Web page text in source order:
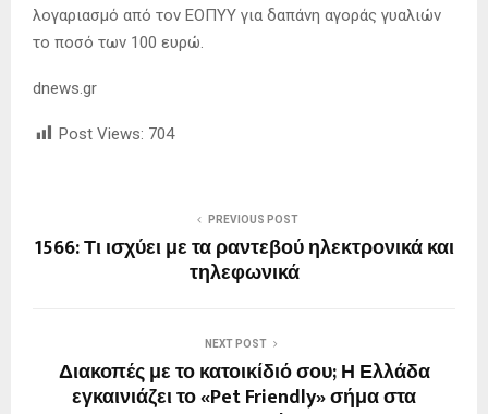
λογαριασμό από τον ΕΟΠΥΥ για δαπάνη αγοράς γυαλιών
το ποσό των 100 ευρώ.
dnews.gr
Post Views: 704
PREVIOUS POST
1566: Τι ισχύει με τα ραντεβού ηλεκτρονικά και
τηλεφωνικά
NEXT POST
Διακοπές με το κατοικίδιό σου; Η Ελλάδα
εγκαινιάζει το «Pet Friendly» σήμα στα